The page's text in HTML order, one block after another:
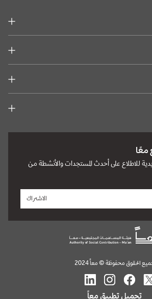
معًا
للاطلاع على أحدث المستجدات والأنشطة من
الاشتراك
الحقوق محفوظة © معاً 2024